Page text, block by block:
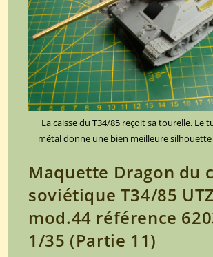
La caisse du T34/85 reçoit sa tourelle. Le
métal donne une bien meilleure
Maquette Dragon du
soviétique T34/85 UTZ
mod.44 référence
1/35 (Partie 11)